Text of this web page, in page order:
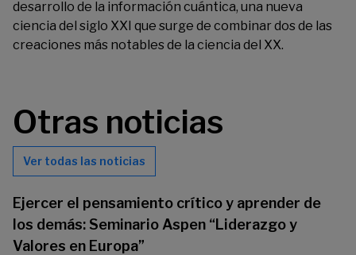
desarrollo de la información cuántica, una nueva
ciencia del siglo XXI que surge de combinar dos de las
creaciones más notables de la ciencia del XX.
Otras noticias
Ver todas las noticias
Ejercer el pensamiento crítico y aprender de
los demás: Seminario Aspen “Liderazgo y
Valores en Europa”